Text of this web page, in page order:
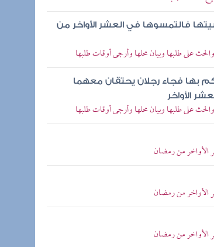
فالتمسوها في العشر الأواخر من
على طلبها وبيان محلها وأرجى أوقات طلبها
بها فجاء رجلان يحتقان معهما
الأواخر
على طلبها وبيان محلها وأرجى أوقات طلبها
من رمضان
من رمضان
من رمضان